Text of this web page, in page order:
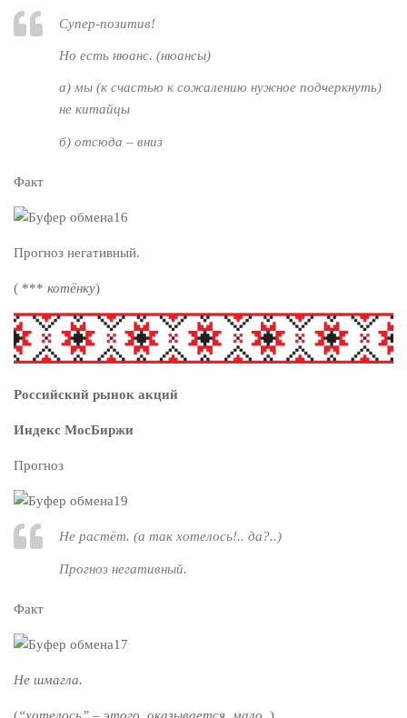
Супер-позитив!
Но есть нюанс. (нюансы)
а) мы (к счастью к сожалению нужное подчеркнуть)
не китайцы
б) отсюда – вниз
Факт
Прогноз негативный.
( *** котёнку)
Российский рынок акций
Индекс МосБиржи
Прогноз
Не растёт. (а так хотелось!.. да?..)
Прогноз негативный.
Факт
Не шмагла.
(“хотелось” – этого, оказывается, мало ..)